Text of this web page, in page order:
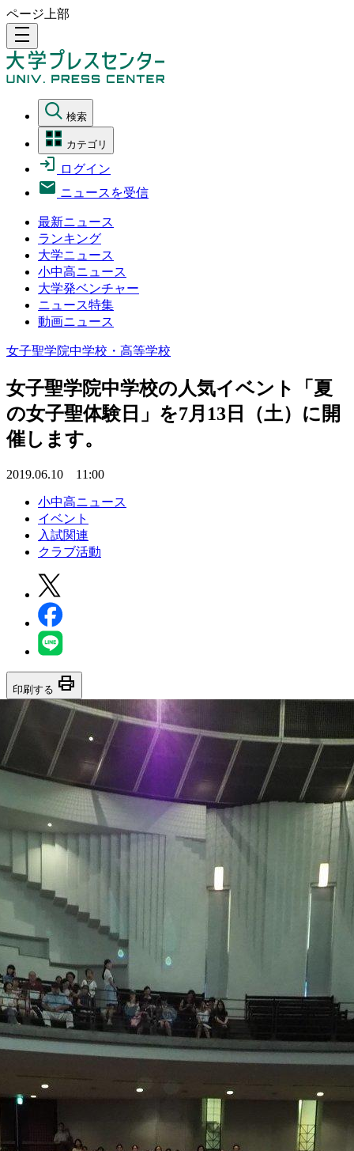
ページ上部
density_medium
検索
カテゴリ
ログイン
ニュースを受信
最新ニュース
ランキング
大学ニュース
小中高ニュース
大学発ベンチャー
ニュース特集
動画ニュース
女子聖学院中学校・高等学校
女子聖学院中学校の人気イベント「夏
の女子聖体験日」を7月13日（土）に開
催します。
2019.06.10 11:00
小中高ニュース
イベント
入試関連
クラブ活動
印刷する print